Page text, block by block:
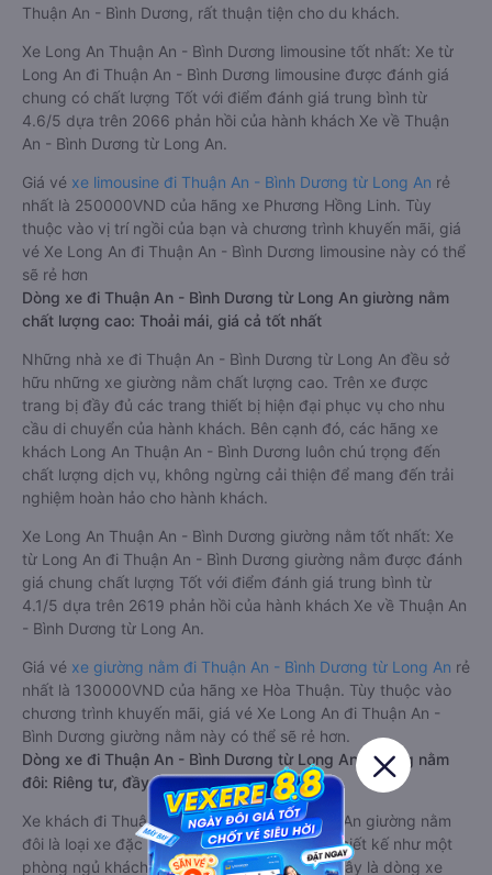
Thuận An - Bình Dương, rất thuận tiện cho du khách.
Xe Long An Thuận An - Bình Dương limousine tốt nhất: Xe từ
Long An đi Thuận An - Bình Dương limousine được đánh giá
chung có chất lượng Tốt với điểm đánh giá trung bình từ
4.6/5 dựa trên 2066 phản hồi của hành khách Xe về Thuận
An - Bình Dương từ Long An.
Giá vé xe limousine đi Thuận An - Bình Dương từ Long An rẻ
nhất là 250000VND của hãng xe Phương Hồng Linh. Tùy
thuộc vào vị trí ngồi của bạn và chương trình khuyến mãi, giá
vé Xe Long An đi Thuận An - Bình Dương limousine này có thể
sẽ rẻ hơn
Dòng xe đi Thuận An - Bình Dương từ Long An giường nằm
chất lượng cao: Thoải mái, giá cả tốt nhất
Những nhà xe đi Thuận An - Bình Dương từ Long An đều sở
hữu những xe giường nằm chất lượng cao. Trên xe được
trang bị đầy đủ các trang thiết bị hiện đại phục vụ cho nhu
cầu di chuyển của hành khách. Bên cạnh đó, các hãng xe
khách Long An Thuận An - Bình Dương luôn chú trọng đến
chất lượng dịch vụ, không ngừng cải thiện để mang đến trải
nghiệm hoàn hảo cho hành khách.
Xe Long An Thuận An - Bình Dương giường nằm tốt nhất: Xe
từ Long An đi Thuận An - Bình Dương giường nằm được đánh
giá chung chất lượng Tốt với điểm đánh giá trung bình từ
4.1/5 dựa trên 2619 phản hồi của hành khách Xe về Thuận An
- Bình Dương từ Long An.
Giá vé xe giường nằm đi Thuận An - Bình Dương từ Long An rẻ
nhất là 130000VND của hãng xe Hòa Thuận. Tùy thuộc vào
chương trình khuyến mãi, giá vé Xe Long An đi Thuận An -
Bình Dương giường nằm này có thể sẽ rẻ hơn.
Dòng xe đi Thuận An - Bình Dương từ Long An giường nằm
đôi: Riêng tư, đầy đủ tiện nghi
Xe khách đi Thuận An - Bình Dương từ Long An giường nằm
đôi là loại xe đặc biệt. Với mỗi giường được thiết kế như một
phòng ngủ khách sạn sang trọng, hiện đại. Đây là dòng xe